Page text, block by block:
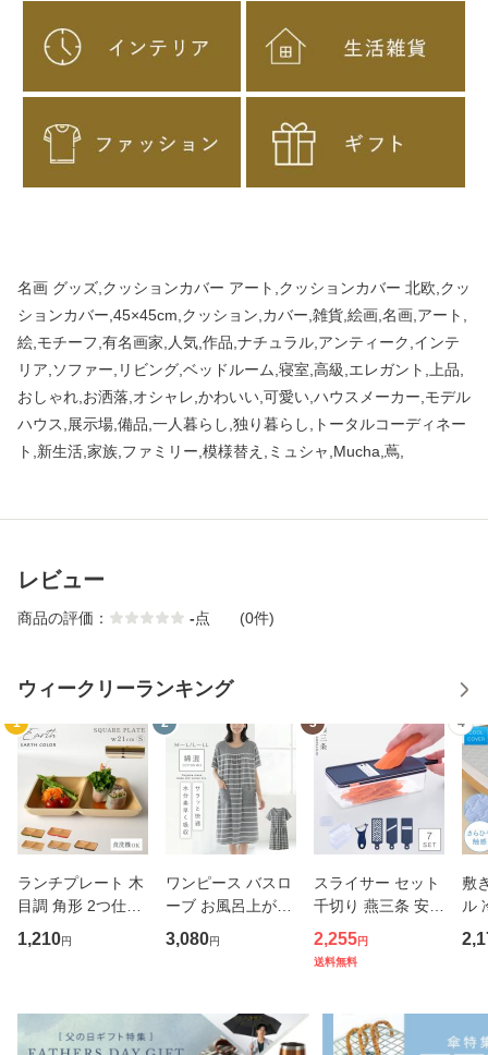
名画 グッズ,クッションカバー アート,クッションカバー 北欧,クッ
ションカバー,45×45cm,クッション,カバー,雑貨,絵画,名画,アート,
絵,モチーフ,有名画家,人気,作品,ナチュラル,アンティーク,インテ
リア,ソファー,リビング,ベッドルーム,寝室,高級,エレガント,上品,
おしゃれ,お洒落,オシャレ,かわいい,可愛い,ハウスメーカー,モデル
ハウス,展示場,備品,一人暮らし,独り暮らし,トータルコーディネー
ト,新生活,家族,ファミリー,模様替え,ミュシャ,Mucha,蔦,
レビュー
商品の評価： -点 (0件)
ウィークリーランキング
1
ランチプレート 木
目調 角形 2つ仕切
り 小さめ アースカ
ラー スクエアプレ
レート
1,210円
2
ワンピース バスロ
ーブ お風呂上がり
レディース 半袖 タ
オル 風呂上り ルー
お母さん かわいい
3,080円
3
スライサー セット
千切り 燕三条 安全
ホルダー スリムス
タンドスライサー7
キャベツスライサ
ー 千
2,255円
送料無料
4
敷
ル
m
敷
ッ